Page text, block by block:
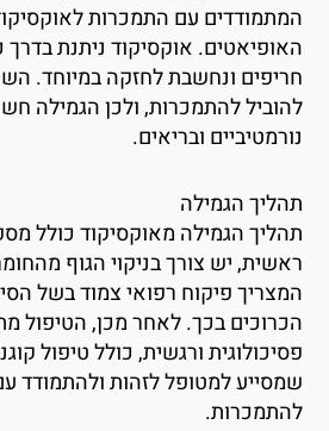
עם התמכרות
אוקסיקוד ניתנת בדרך
ונחשבת לחזקה במיוחד.
להתמכרות, ולכן הגמילה חשובה
ובריאים.
הגמילה
הגמילה מאוקסיקוד כולל מספר
יש צורך בניקוי הגוף מהחומר
פיקוח רפואי צמוד בשל
בכך. לאחר מכן, הטיפול
ורגשית, כולל טיפול
למטופל לזהות ולהתמודד עם